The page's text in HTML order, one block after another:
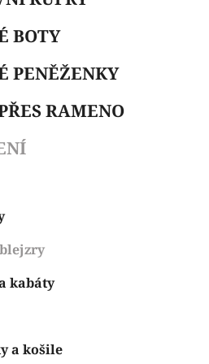
BOTY
PENĚŽENKY
RAMENO
kabáty
a košile